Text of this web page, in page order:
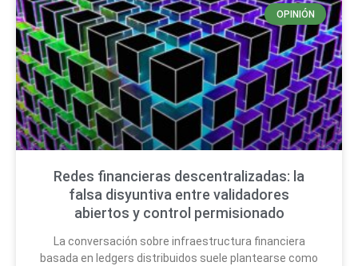
OPINIÓN
Redes financieras descentralizadas: la
falsa disyuntiva entre validadores
abiertos y control permisionado
La conversación sobre infraestructura financiera
basada en ledgers distribuidos suele plantearse como